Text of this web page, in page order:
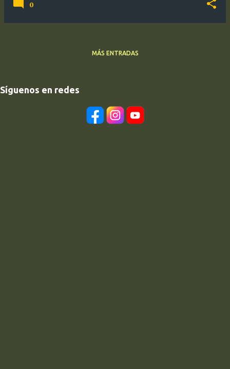
0
MÁS ENTRADAS
Síguenos en redes